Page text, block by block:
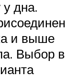
дна.
и выше
Выбор в